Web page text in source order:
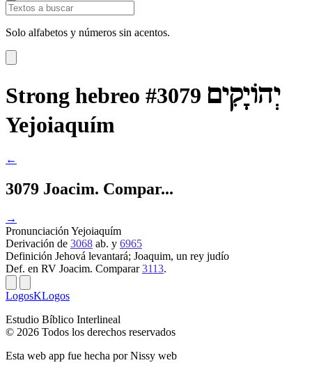
Solo alfabetos y números sin acentos.
Strong hebreo #3079 יְהוֹיָקִים
Yejoiaquím
←
3079 Joacim. Compar...
→
Pronunciación Yejoiaquím
Derivación de 3068 ab. y 6965
Definición Jehová levantará; Joaquim, un rey judío
Def. en RV Joacim. Comparar3113.
LogosKLogos
Estudio Bíblico Interlineal
© 2026 Todos los derechos reservados
Esta web app fue hecha porNissy web